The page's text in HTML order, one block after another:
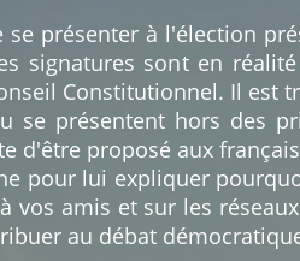
présenter à l'élection
signatures sont en
Constitutionnel. Il est
se présentent hors des
d'être proposé aux
pour lui expliquer
vos amis et sur les
au débat